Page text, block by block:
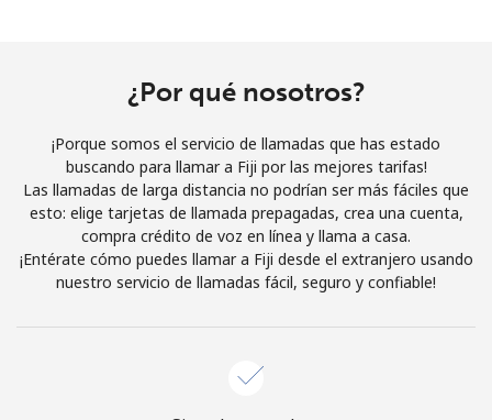
Únete
¡Hola!
Inicia sesión oREGÍSTRATE →
¿Por qué nosotros?
¡Porque somos el servicio de llamadas que has estado
buscando para llamar a Fiji por las mejores tarifas!
Las llamadas de larga distancia no podrían ser más fáciles que
esto: elige tarjetas de llamada prepagadas, crea una cuenta,
compra crédito de voz en línea y llama a casa.
¡Entérate cómo puedes llamar a Fiji desde el extranjero usando
nuestro servicio de llamadas fácil, seguro y confiable!